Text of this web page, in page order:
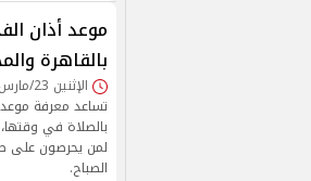
موعد أذان
بالقاهرة
الإثنين 23/مارس/2026 - 03:20 ص
تساعد معرفة موعد
بالصلاة في
لمن يحرصون على
الصباح.